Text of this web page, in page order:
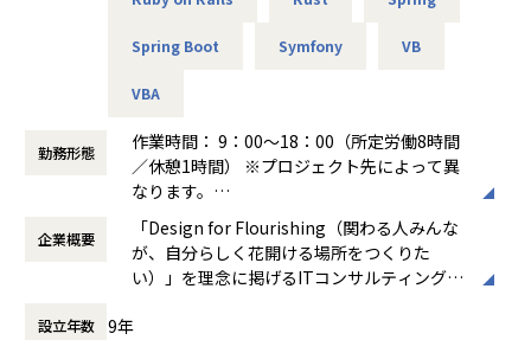
そして結果に対しては徹底的に自責で向き合う。
甘やかさないが、伴走はする。
分かれ目です。
「安定」よりも「成長」、「整った環境」よりも「打席の多
さ」に魅力を感じる方。
会社を使い倒し、自分の市場価値を本気で高めたいと考えて
オープンで、本気の成長を一緒に追いかけませんか。
月1回の面談にてキャリアの方向性をすり合わせながら、案
件を決定します。
「開発経験を積みたい」「設計に挑戦したい」「上流工程を
担当したい」などの
＜ネットワーク部門 想定キャリアパス＞
運用保守 → 構築 → 設計 → セキュリティ・コンサルティング
件を決定します。
「構築に行きたい」「設計に挑戦したい」「セキュリティ分
野を経験したい」などの
Spring Boot Symfony VB
VBA
勤務形態
作業時間： 9：00～18：00（所定労働8時間
／休憩1時間） ※プロジェクト先によって異
なります。
働き方：
固定時間制（9時～18時、10時～19
時など）
時間外労働の有無： 有（月平均0時間～20時
間）
休憩時間： 60分
企業概要
「Design for Flourishing（関わる人みんな
が、自分らしく花開ける場所をつくりた
い）」を理念に掲げるITコンサルティング・
客様をリードする」のではなく、「お客様と
設立年数 9年